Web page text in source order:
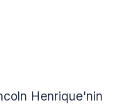
Henrique'nin